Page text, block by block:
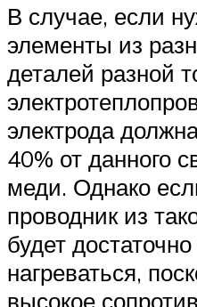
В случае, если
элементы из
деталей разной
электрода
40% от данного
меди. Однако
проводник из
будет
нагреваться,
высокое